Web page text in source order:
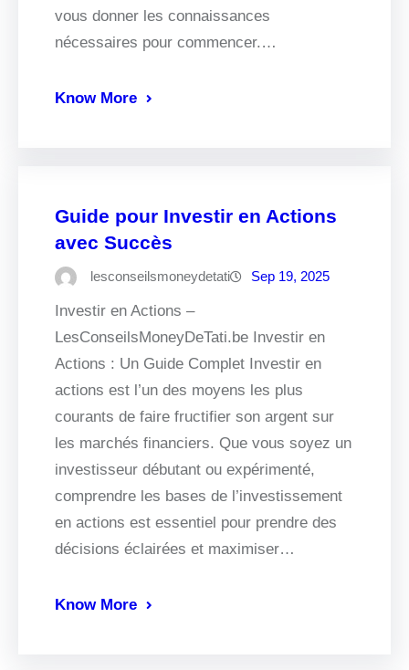
vous donner les connaissances
nécessaires pour commencer.…
Know More
Guide pour Investir en Actions
avec Succès
lesconseilsmoneydetati Sep 19, 2025
Investir en Actions –
LesConseilsMoneyDeTati.be Investir en
Actions : Un Guide Complet Investir en
actions est l’un des moyens les plus
courants de faire fructifier son argent sur
les marchés financiers. Que vous soyez un
investisseur débutant ou expérimenté,
comprendre les bases de l’investissement
en actions est essentiel pour prendre des
décisions éclairées et maximiser…
Know More